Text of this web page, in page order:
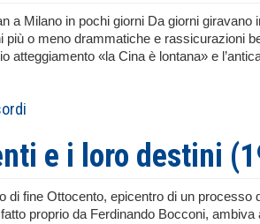
a Milano in pochi giorni Da giorni
più o meno drammatiche e rassicurazioni
atteggiamento «la Cina è lontana» e
e i loro destini
di fine Ottocento, epicentro di un
proprio da Ferdinando Bocconi,